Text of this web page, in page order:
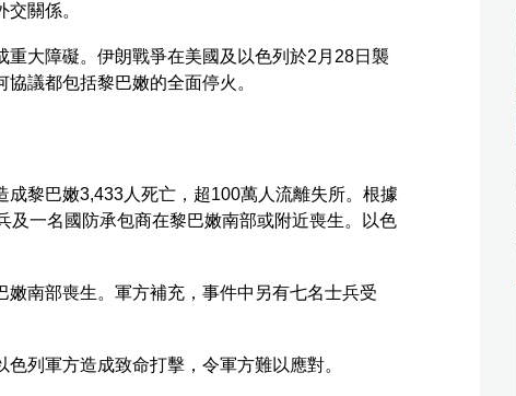
關係。
大障礙。伊朗戰爭在美國及以色列於2月28日襲
議都包括黎巴嫩的全面停火。
成黎巴嫩3,433人死亡，超100萬人流離失所。根據
及一名國防承包商在黎巴嫩南部或附近喪生。以色
嫩南部喪生。軍方補充，事件中另有七名士兵受
列軍方造成致命打擊，令軍方難以應對。